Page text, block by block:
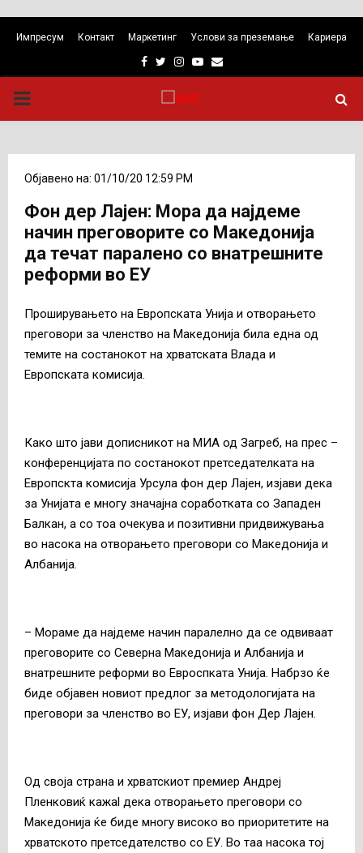
Импресум Контакт Маркетинг Услови за преземање Кариера
Facebook
TwitterInstagram
Youtube
Email
PRIMARY
Објавено на: 01/10/20 12:59 PM
Фон дер Лајен: Мора да најдеме
начин преговорите со Македонија
да течат паралено со внатрешните
реформи во ЕУ
Проширувањето на Европската Унија и отворањето
преговори за членство на Македонија била една од
темите на состанокот на хрватската Влада и
Европската комисија.
Како што јави дописникот на МИА од Загреб, на прес –
конференцијата по состанокот претседателката на
Европскта комисија Урсула фон дер Лајен, изјави дека
за Унијата е многу значајна соработката со Западен
Балкан, а со тоа очекува и позитивни придвижувања
во насока на отворањето преговори со Македонија и
Албанија.
– Мораме да најдеме начин паралелно да се одвиваат
преговорите со Северна Македонија и Албанија и
внатрешните реформи во Евроспката Унија. Набрзо ќе
биде објавен новиот предлог за методологијата на
преговори за членство во ЕУ, изјави фон Дер Лајен.
Од своја страна и хрватскиот премиер Андреј
Пленковиќ кажаl дека отворањето преговори со
Македонија ќе биде многу високо во приоритетите на
хрватското претседателство со ЕУ. Во таа насока тој